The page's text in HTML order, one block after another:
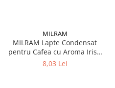
MILRAM
MILRAM Lapte Condensat
pentru Cafea cu Aroma Irish
Cream 10x14g
8,03 Lei